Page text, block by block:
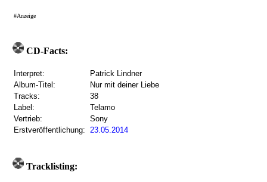
#Anzeige
CD-Facts:
Interpret:
Patrick Lindner
Album-Titel:
Nur mit deiner Liebe
Tracks:
38
Label:
Telamo
Vertrieb:
Sony
Erstveröffentlichung: 23.05.2014
Tracklisting: